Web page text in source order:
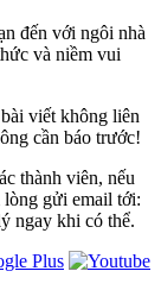
đến với ngôi nhà
và niềm vui
viết không liên
cần báo trước!
thành viên, nếu
gửi email tới:
ngay khi có thể.